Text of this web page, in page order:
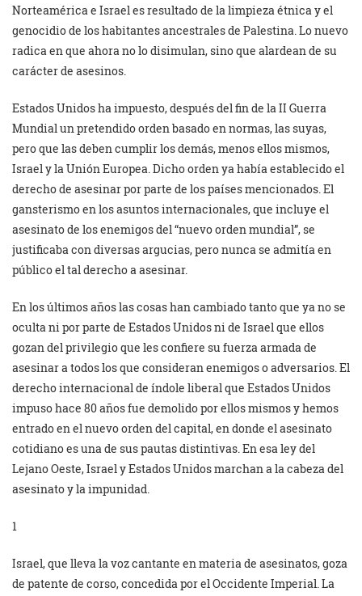
Norteamérica e Israel es resultado de la limpieza étnica y el
genocidio de los habitantes ancestrales de Palestina. Lo nuevo
radica en que ahora no lo disimulan, sino que alardean de su
carácter de asesinos.
Estados Unidos ha impuesto, después del fin de la II Guerra
Mundial un pretendido orden basado en normas, las suyas,
pero que las deben cumplir los demás, menos ellos mismos,
Israel y la Unión Europea. Dicho orden ya había establecido el
derecho de asesinar por parte de los países mencionados. El
gansterismo en los asuntos internacionales, que incluye el
asesinato de los enemigos del “nuevo orden mundial”, se
justificaba con diversas argucias, pero nunca se admitía en
público el tal derecho a asesinar.
En los últimos años las cosas han cambiado tanto que ya no se
oculta ni por parte de Estados Unidos ni de Israel que ellos
gozan del privilegio que les confiere su fuerza armada de
asesinar a todos los que consideran enemigos o adversarios. El
derecho internacional de índole liberal que Estados Unidos
impuso hace 80 años fue demolido por ellos mismos y hemos
entrado en el nuevo orden del capital, en donde el asesinato
cotidiano es una de sus pautas distintivas. En esa ley del
Lejano Oeste, Israel y Estados Unidos marchan a la cabeza del
asesinato y la impunidad.
1
Israel, que lleva la voz cantante en materia de asesinatos, goza
de patente de corso, concedida por el Occidente Imperial. La